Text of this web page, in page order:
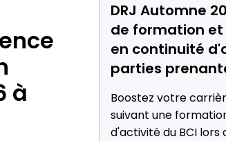
à
DRJ Automne
de formation
en continuité
parties
Boostez votre
suivant une
d'activité du BCI lors